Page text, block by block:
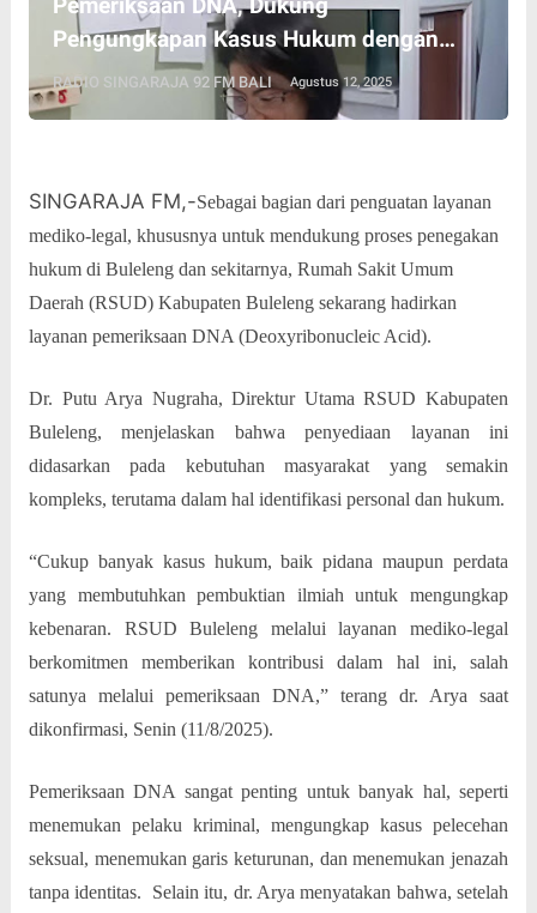
Pengungkapan Kasus Hukum dengan
Teknologi Forensik
RADIO SINGARAJA 92 FM BALI Agustus 12, 2025
SINGARAJA FM,-Sebagai bagian dari penguatan layanan
mediko-legal, khususnya untuk mendukung proses penegakan
hukum di Buleleng dan sekitarnya, Rumah Sakit Umum
Daerah (RSUD) Kabupaten Buleleng sekarang hadirkan
layanan pemeriksaan DNA (Deoxyribonucleic Acid).
Dr. Putu Arya Nugraha, Direktur Utama RSUD Kabupaten
Buleleng, menjelaskan bahwa penyediaan layanan ini
didasarkan pada kebutuhan masyarakat yang semakin
kompleks, terutama dalam hal identifikasi personal dan hukum.
“Cukup banyak kasus hukum, baik pidana maupun perdata
yang membutuhkan pembuktian ilmiah untuk mengungkap
kebenaran. RSUD Buleleng melalui layanan mediko-legal
berkomitmen memberikan kontribusi dalam hal ini, salah
satunya melalui pemeriksaan DNA,” terang dr. Arya saat
dikonfirmasi, Senin (11/8/2025).
Pemeriksaan DNA sangat penting untuk banyak hal, seperti
menemukan pelaku kriminal, mengungkap kasus pelecehan
seksual, menemukan garis keturunan, dan menemukan jenazah
tanpa identitas.
Selain itu, dr. Arya menyatakan bahwa, setelah